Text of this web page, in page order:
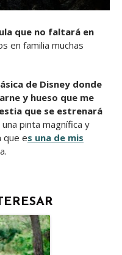
que no faltará en
en familia muchas
de Disney donde
y hueso que me
que se estrenará
pinta magnífica y
que es una de mis